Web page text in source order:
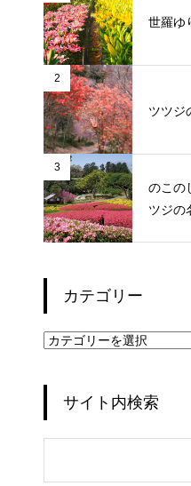
世羅ゆ
2
ツツ
3
のこの
ツジの
カテゴリー
カ
テ
ー
サイト内検索